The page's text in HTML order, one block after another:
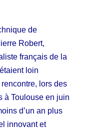
de
Robert,
français de la
loin
lors des
à Toulouse en juin
d’un an plus
innovant et